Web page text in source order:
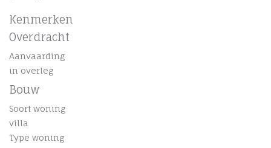
Kenmerken
Overdracht
Aanvaarding
in overleg
Bouw
Soort woning
villa
Type woning